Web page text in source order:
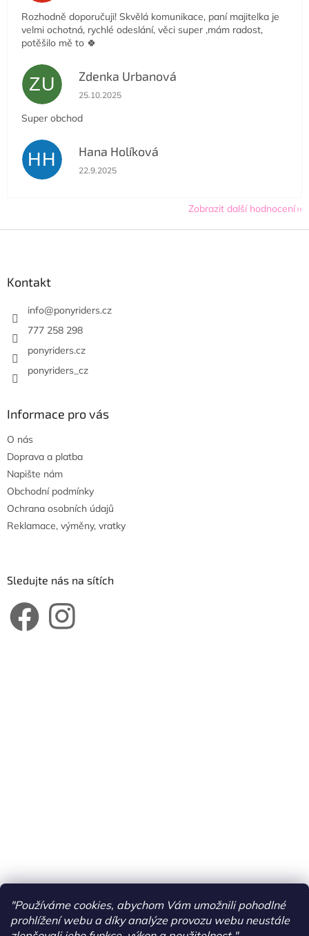
"Používáme cookies, abychom Vám umožnili pohodlné
prohlížení webu a díky analýze provozu webu neustále
Rozhodně doporučuji! Skvělá komunikace, paní majitelka je
velmi ochotná, rychlé odeslání, věci super ,mám radost,
potěšilo mě to 🍀
ZU Zdenka Urbanová
Hodnocení obchodu je 5 z 5 hvězdiček.
25.10.2025
Super obchod
HH Hana Holíková
Hodnocení obchodu je 5 z 5 hvězdiček.
22.9.2025
Zobrazit další hodnocení
Kontakt
info@ponyriders.cz
777 258 298
ponyriders.cz
ponyriders_cz
Informace pro vás
O nás
Doprava a platba
Napište nám
Obchodní podmínky
Ochrana osobních údajů
Reklamace, výměny, vratky
Sledujte nás na sítích